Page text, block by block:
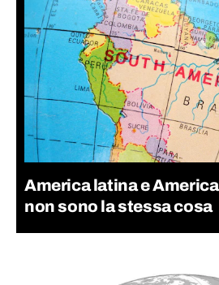
America latina e
non sono la stessa cosa